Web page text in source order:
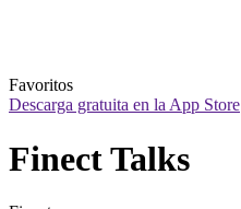
Favoritos
Descarga gratuita en la App Store
Finect Talks